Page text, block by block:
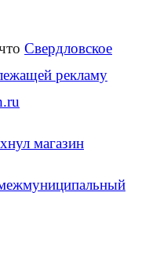
Свердловское
рекламу
магазин